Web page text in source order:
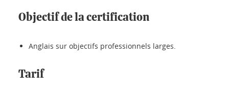
Objectif de la certification
Anglais sur objectifs professionnels larges.
Tarif